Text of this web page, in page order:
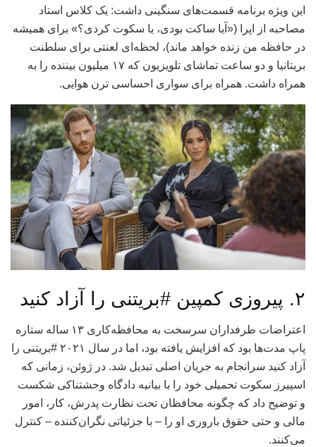
این ویژه برنامه قسمت‌های سنگینی داشت: یک کلاس استاد
مصاحبه از اپرا («آیا ساکت بودی، یا سکوت کردی؟» برای همیشه
در حافظه من زنده خواهد ماند)، لحظه‌ای لعنتی برای سلطنت
بریتانیا و دو ساعت تماشای تلویزیون که ۱۷ میلیون بیننده را به
همراه داشت. همراه برای سواری احساسی ترن هوایی.
۲. پیروزی کمپین #بریتنی را آزاد کنید
اعتراضات طرفداران سرسخت به محافظه‌کاری ۱۳ ساله ستاره
پاپ مدت‌ها بود که افزایش یافته بود، اما در سال ۲۰۲۱ #بریتنی را
آزاد کنید سرانجام به جریان اصلی تبدیل شد. در ژوئن، زمانی که
اسپیرز سکوت تحمیلی خود را با بیانیه دادگاه وحشتناکی شکست
و توضیح داد که چگونه محافظان تحت نظارت پدرش، کار، امور
مالی و حتی حقوق باروری او را – با جزئیاتی نگران‌کننده – کنترل
می‌کنند.